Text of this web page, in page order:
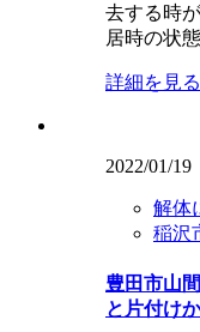
去する時
居時の状
詳細を見る
2022/01/19
解体
稲沢
豊田市山
と片付け